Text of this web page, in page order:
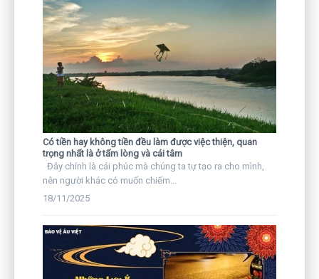
Có tiền hay không tiền đều làm được việc thiện, quan
trọng nhất là ở tấm lòng và cái tâm
Đây chính là cái phúc mà chúng ta tự tạo ra cho mình,
nên người khác có muốn chiếm...
18/11/2025